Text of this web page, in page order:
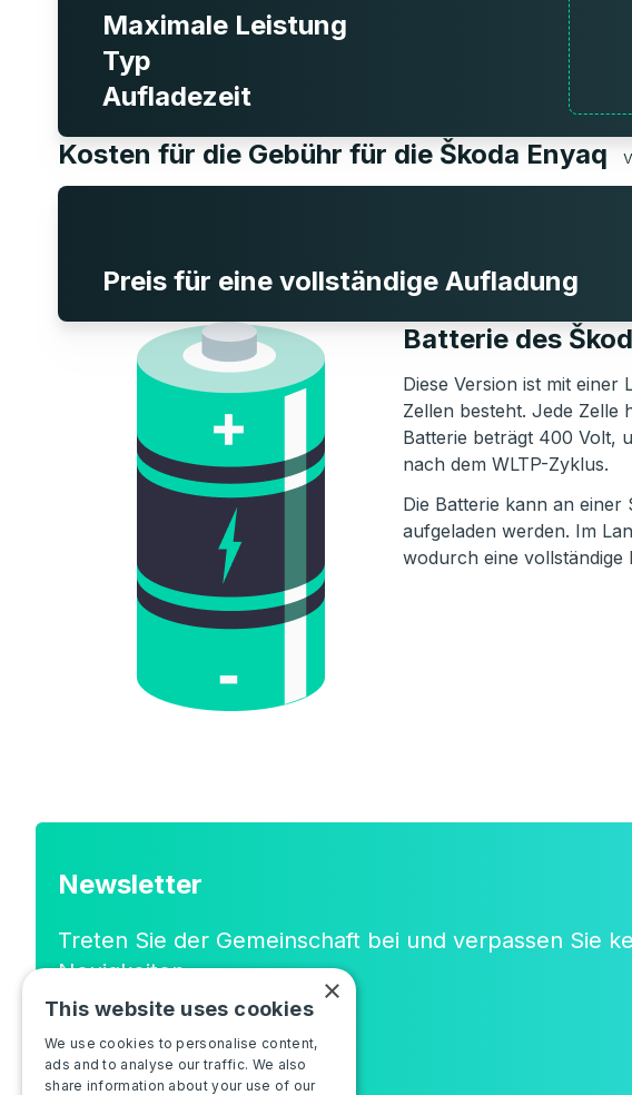
Maximale Leistung
Typ
Aufladezeit
Kosten für die Gebühr für die Škoda Enyaq
Preis für eine vollständige Aufladung
Batterie des
Diese Version ist mit einer
Zellen besteht. Jede Zelle
Batterie beträgt 400 Volt,
nach dem WLTP-Zyklus.
Die Batterie kann an
aufgeladen werden. Im
wodurch eine
Newsletter
Treten Sie der Gemeinschaft bei und verpassen Sie
Neuigkeiten
oder neuen Funktionen! ×
This website uses cookies
We use cookies to personalise content,
ads and to analyse our traffic. We also
share information about your use of our